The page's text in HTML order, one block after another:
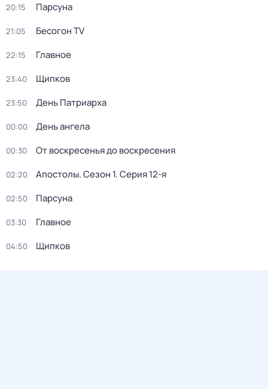
20:15 Парсуна
21:05 Бесогон TV
22:15 Главное
23:40 Щипков
23:50 День Патриарха
00:00 День ангела
00:30 От воскресенья до воскресения
02:20 Апостолы. Сезон 1. Серия 12-я
02:50 Парсуна
03:30 Главное
04:50 Щипков